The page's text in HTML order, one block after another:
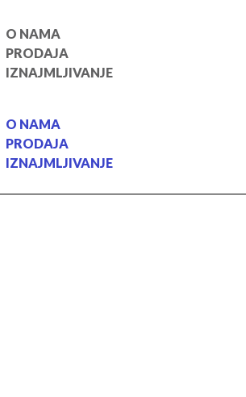
O NAMA
PRODAJA
IZNAJMLJIVANJE
O NAMA
PRODAJA
IZNAJMLJIVANJE